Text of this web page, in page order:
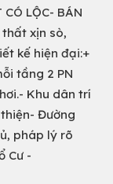
LỘC- BÁN
thất xịn sò,
kế hiện đại:+
tầng 2 PN
Khu dân trí
Đường
pháp lý rõ
Cư -